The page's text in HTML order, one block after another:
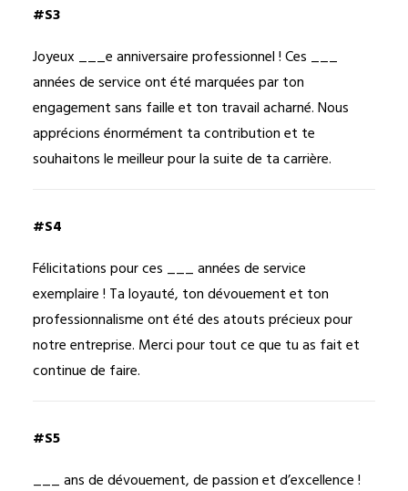
#S3
Joyeux ___e anniversaire professionnel ! Ces ___
années de service ont été marquées par ton
engagement sans faille et ton travail acharné. Nous
apprécions énormément ta contribution et te
souhaitons le meilleur pour la suite de ta carrière.
#S4
Félicitations pour ces ___ années de service
exemplaire ! Ta loyauté, ton dévouement et ton
professionnalisme ont été des atouts précieux pour
notre entreprise. Merci pour tout ce que tu as fait et
continue de faire.
#S5
___ ans de dévouement, de passion et d’excellence !